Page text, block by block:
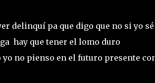
delinquí pa que digo que no si yo
hay que tener el lomo duro
no pienso en el futuro presente